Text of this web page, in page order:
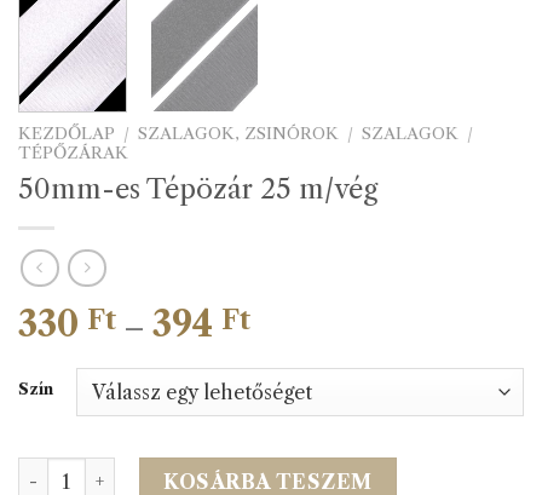
KEZDŐLAP / SZALAGOK, ZSINÓROK / SZALAGOK /
TÉPŐZÁRAK
50mm-es Tépözár 25 m/vég
330 Ft – 394 FtÁrtartomány:
-
394 Ft
Szín
50mm-es Tépözár 25 m/vég mennyiség
KOSÁRBA TESZEM